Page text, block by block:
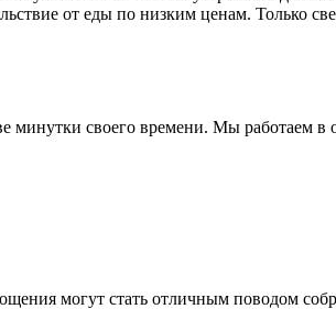
от еды по низким ценам. Только
минутки своего времени. Мы
могут стать отличным поводом